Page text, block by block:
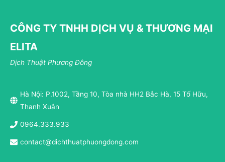
CÔNG TY TNHH DỊCH VỤ & THƯƠNG MẠI
ELITA
Dịch Thuật Phương Đông
Hà Nội: P.1002, Tầng 10, Tòa nhà HH2 Bắc Hà, 15 Tố Hữu,
Thanh Xuân
0964.333.933
contact@dichthuatphuongdong.com